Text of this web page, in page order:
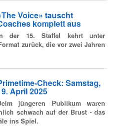
Voice» tauscht
komplett aus
der 15. Staffel kehrt unter
zurück, die vor zwei Jahren
Check: Samstag,
April 2025
jüngeren Publikum waren
schwach auf der Brust - das
ins Spiel.